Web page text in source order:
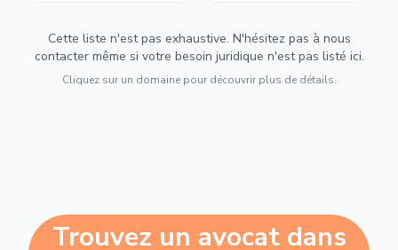
Cette liste n'est pas exhaustive. N'hésitez pas à nous
contacter même si votre besoin juridique n'est pas listé ici.
Cliquez sur un domaine pour découvrir plus de détails.
Trouvez un avocat dans